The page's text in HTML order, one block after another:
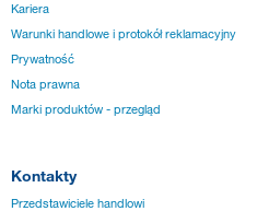
Kariera
Warunki handlowe i protokół reklamacyjny
Prywatność
Nota prawna
Marki produktów - przegląd
Kontakty
Przedstawiciele handlowi